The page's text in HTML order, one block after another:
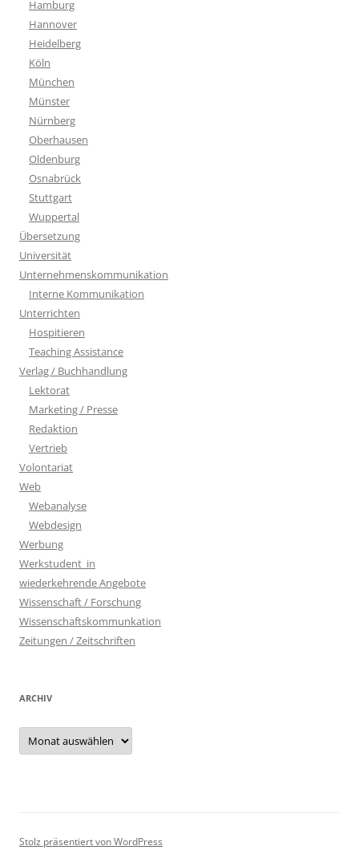
Hamburg
Hannover
Heidelberg
Köln
München
Münster
Nürnberg
Oberhausen
Oldenburg
Osnabrück
Stuttgart
Wuppertal
Übersetzung
Universität
Unternehmenskommunikation
Interne Kommunikation
Unterrichten
Hospitieren
Teaching Assistance
Verlag / Buchhandlung
Lektorat
Marketing / Presse
Redaktion
Vertrieb
Volontariat
Web
Webanalyse
Webdesign
Werbung
Werkstudent_in
wiederkehrende Angebote
Wissenschaft / Forschung
Wissenschaftskommunkation
Zeitungen / Zeitschriften
ARCHIV
Archiv
Stolz präsentiert von WordPress